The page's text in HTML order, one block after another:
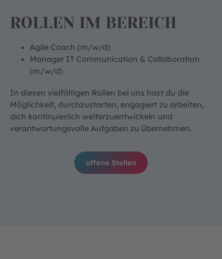
ROLLEN IM BEREICH
Agile Coach (m/w/d)
Manager IT Communication & Collaboration
(m/w/d)
In diesen vielfältigen Rollen bei uns hast du die
Möglichkeit, durchzustarten, engagiert zu arbeiten,
dich kontinuierlich weiterzuentwickeln und
verantwortungsvolle Aufgaben zu übernehmen.
offene Stellen